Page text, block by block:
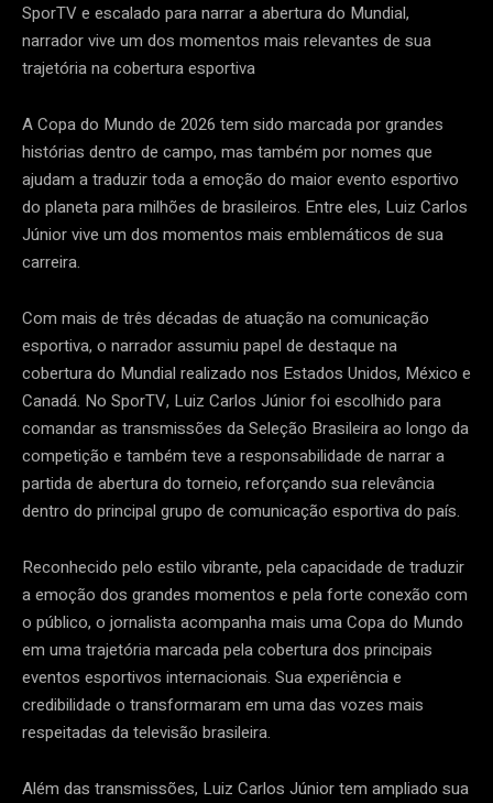
SporTV e escalado para narrar a abertura do Mundial,
narrador vive um dos momentos mais relevantes de sua
trajetória na cobertura esportiva
A Copa do Mundo de 2026 tem sido marcada por grandes
histórias dentro de campo, mas também por nomes que
ajudam a traduzir toda a emoção do maior evento esportivo
do planeta para milhões de brasileiros. Entre eles, Luiz Carlos
Júnior vive um dos momentos mais emblemáticos de sua
carreira.
Com mais de três décadas de atuação na comunicação
esportiva, o narrador assumiu papel de destaque na
cobertura do Mundial realizado nos Estados Unidos, México e
Canadá. No SporTV, Luiz Carlos Júnior foi escolhido para
comandar as transmissões da Seleção Brasileira ao longo da
competição e também teve a responsabilidade de narrar a
partida de abertura do torneio, reforçando sua relevância
dentro do principal grupo de comunicação esportiva do país.
Reconhecido pelo estilo vibrante, pela capacidade de traduzir
a emoção dos grandes momentos e pela forte conexão com
o público, o jornalista acompanha mais uma Copa do Mundo
em uma trajetória marcada pela cobertura dos principais
eventos esportivos internacionais. Sua experiência e
credibilidade o transformaram em uma das vozes mais
respeitadas da televisão brasileira.
Além das transmissões, Luiz Carlos Júnior tem ampliado sua